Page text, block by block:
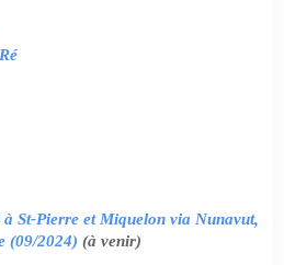
St-Pierre et Miquelon via Nunavut,
(09/2024) (à venir)